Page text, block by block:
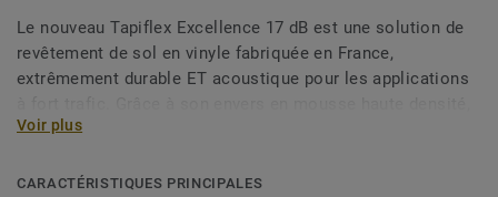
Le nouveau Tapiflex Excellence 17 dB est une solution de
revêtement de sol en vinyle fabriquée en France,
extrêmement durable ET acoustique pour les applications
il offre une excellente réduction sonore (17 dB), un bon
un poinçonnement de 0,05 mm. Il offre le meilleur ratio
Voir plus
CARACTÉRISTIQUES PRINCIPALES